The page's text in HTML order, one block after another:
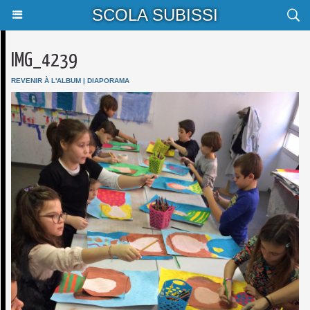
SCOLA SUBISSI
IMG_4239
REVENIR À L'ALBUM | DIAPORAMA